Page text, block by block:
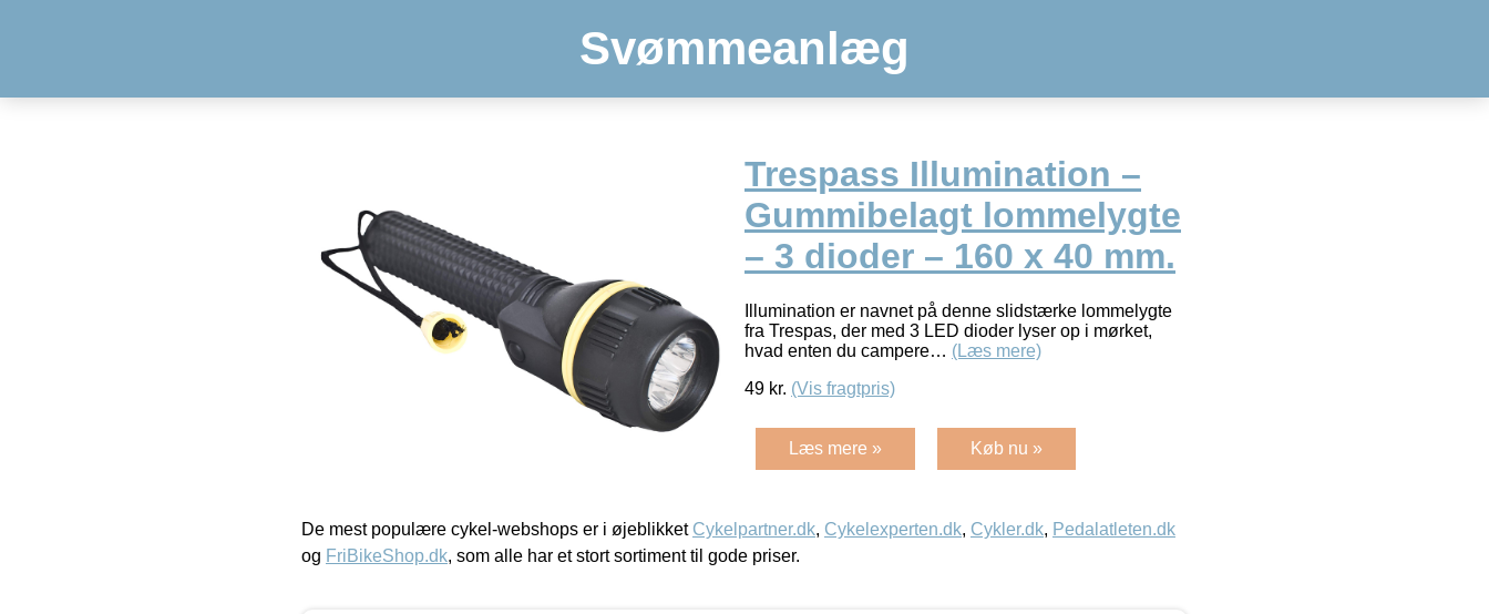
Svømmeanlæg
Trespass Illumination –
Gummibelagt lommelygte
– 3 dioder – 160 x 40 mm.
Illumination er navnet på denne slidstærke lommelygte
fra Trespas, der med 3 LED dioder lyser op i mørket,
hvad enten du campere… (Læs mere)
49 kr. (Vis fragtpris)
Læs mere » Køb nu »
De mest populære cykel-webshops er i øjeblikket Cykelpartner.dk, Cykelexperten.dk, Cykler.dk, Pedalatleten.dk
og FriBikeShop.dk, som alle har et stort sortiment til gode priser.